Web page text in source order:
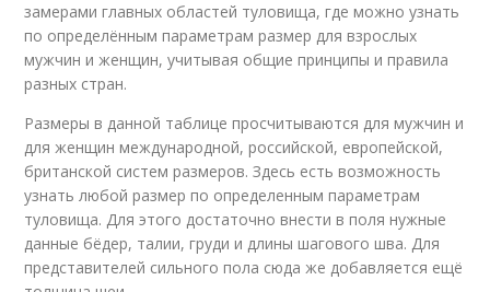
замерами главных областей туловища, где можно узнать
по определённым параметрам размер для взрослых
мужчин и женщин, учитывая общие принципы и правила
разных стран.
Размеры в данной таблице просчитываются для мужчин и
для женщин международной, российской, европейской,
британской систем размеров. Здесь есть возможность
узнать любой размер по определенным параметрам
туловища. Для этого достаточно внести в поля нужные
данные бёдер, талии, груди и длины шагового шва. Для
представителей сильного пола сюда же добавляется ещё